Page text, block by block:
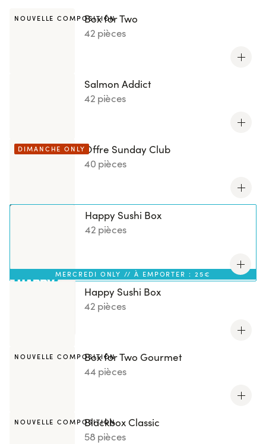
NOUVELLE COMPOSITION
Box for Two
42 pièces
Salmon Addict
42 pièces
DIMANCHE ONLY Offre Sunday Club
40 pièces
MERCREDI ONLY // À EMPORTER : 25€
Happy Sushi Box
42 pièces
Happy Sushi Box
42 pièces
NOUVELLE COMPOSITIONBox for Two Gourmet
44 pièces
NOUVELLE COMPOSITIONBlackbox Classic
58 pièces